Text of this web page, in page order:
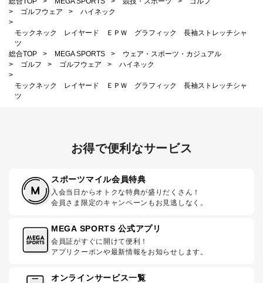
>
ゴルフウェア >
ハイネック
>
モックネック レイヤード ＥＰＷ グラフィック 長袖ストレッチシャ
ツ
総合TOP
> MEGA SPORTS >
ウェア・スポーツ・カジュアル
>
ゴルフ > ゴルフウェア >
ハイネック
>
モックネック レイヤード ＥＰＷ グラフィック 長袖ストレッチシャ
ツ
お得で便利なサービス
スポーツマイル会員特典
入会当日からオトクな特典が盛りだくさん！
会員さま限定のキャンペーンもお見逃しなく。
MEGA SPORTS 公式アプリ
会員証がすぐに開けて便利！
アプリクーポンや最新情報をお知らせします。
オンラインサービス一覧